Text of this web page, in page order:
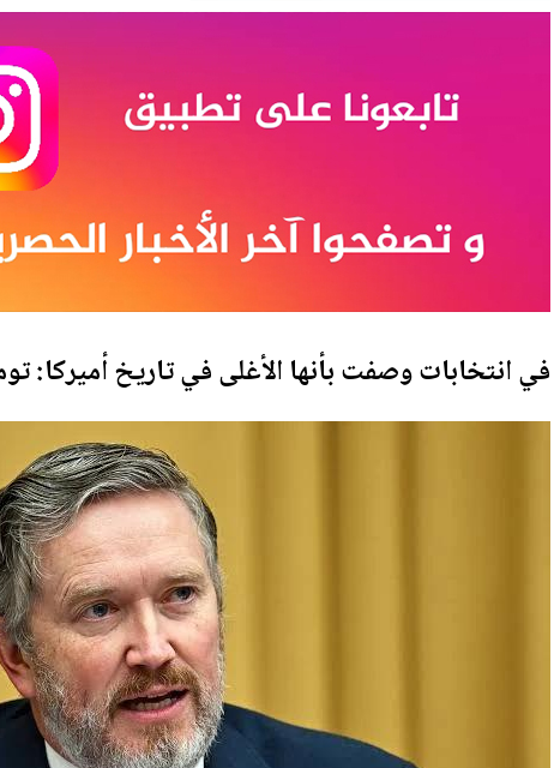
في انتخابات وصفت بأنها الأغلى في تاريخ